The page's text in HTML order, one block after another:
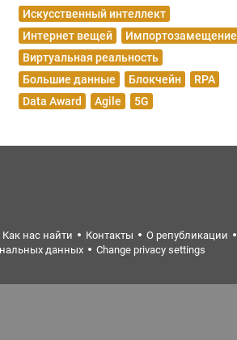
Искусственный интеллект
Интернет вещей
Импортозамещение
Виртуальная реальность
Большие данные
Блокчейн
RPA
Data Award
Agile 5G
Как нас найти Контакты
О републикации
данных Change privacy settings